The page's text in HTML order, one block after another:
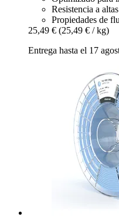
Resistencia a
Propiedades de
25,49 € (25,49 € / kg)
Entrega hasta el 17